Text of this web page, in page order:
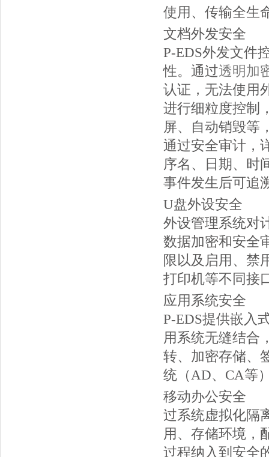
使用、传输全生
文档外发安全
P-EDS外发文件
性。通过透明加
认证，无法使用
进行细粒度控制
屏、自动销毁等
通过安全审计，
序名、日期、时
事件发生后可追
U盘外设安全
外设管理系统对
数据加密和安全
限以及启用、禁
打印机等不同接
应用系统安全
P-EDS提供嵌入
用系统无缝结合
转、加密存储、
统（AD、CA等
移动办公安全
过系统虚拟化隔
用、存储环境，
过程纳入到安全